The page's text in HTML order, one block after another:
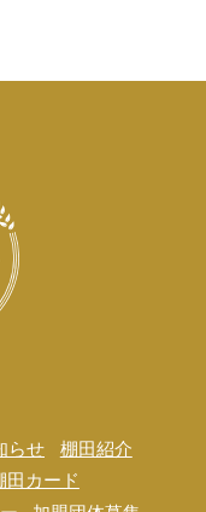
らせ
棚田紹介
田カード